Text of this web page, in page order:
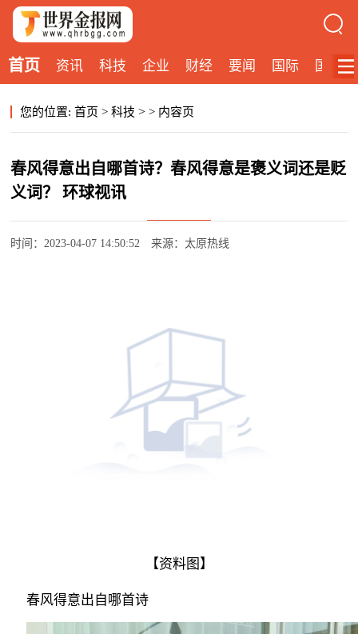
首页 资讯 科技 企业 财经 要闻 国际 国内
您的位置: 首页 > 科技 > > 内容页
春风得意出自哪首诗？春风得意是褒义词还是贬
义词？ 环球视讯
时间：2023-04-07 14:50:52 来源：太原热线
【资料图】
春风得意出自哪首诗